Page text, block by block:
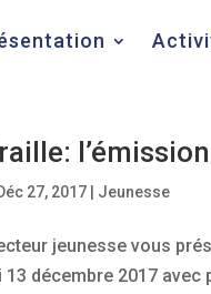
27, 2017 Jeunesse
jeunesse vous
décembre 2017